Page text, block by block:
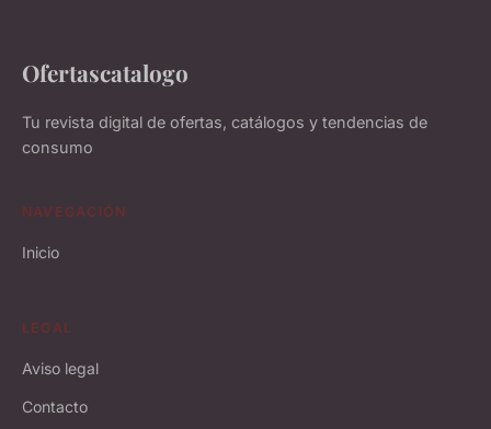
Ofertascatalogo
Tu revista digital de ofertas, catálogos y tendencias de
consumo
NAVEGACIÓN
Inicio
LEGAL
Aviso legal
Contacto